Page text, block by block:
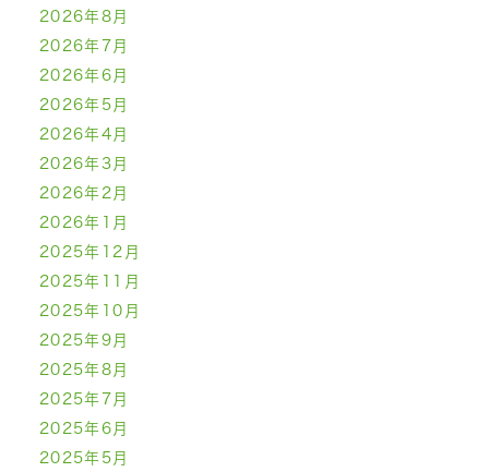
2026年8月
2026年7月
2026年6月
2026年5月
2026年4月
2026年3月
2026年2月
2026年1月
2025年12月
2025年11月
2025年10月
2025年9月
2025年8月
2025年7月
2025年6月
2025年5月